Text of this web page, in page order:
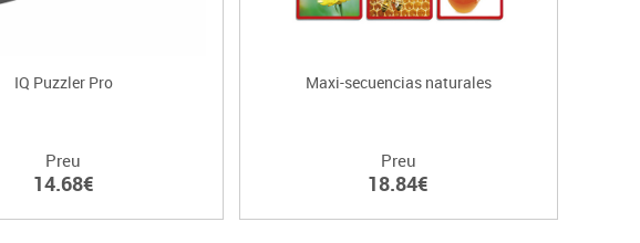
IQ Puzzler Pro
Preu
14.68€
Maxi-secuencias naturales
Preu
18.84€